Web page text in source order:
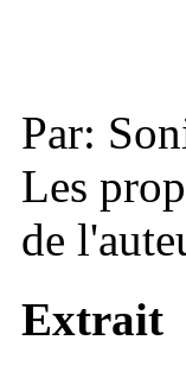
Par:
Les
de
Extrait